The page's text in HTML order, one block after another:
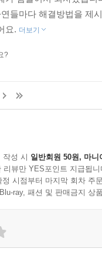
들마다 해결방법을 제
요. 더보기
?
작성 시 일반회원 50원, 마니
뷰만 YES포인트 지급됩니
시점부터 마지막 회차 주
ray, 패션 및 판매금지 상